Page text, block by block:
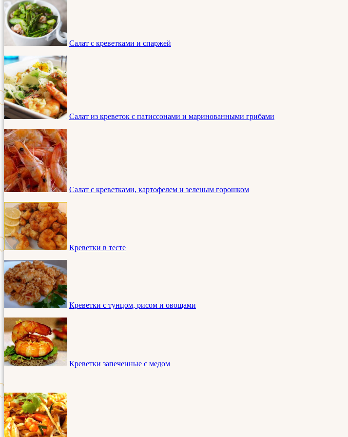
Салат с креветками и спаржей
Салат из креветок с патиссонами и маринованными грибами
Салат с креветками, картофелем и зеленым горошком
Креветки в тесте
Креветки с тунцом, рисом и овощами
Креветки запеченные с медом